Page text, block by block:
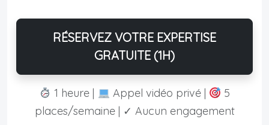
RÉSERVEZ VOTRE EXPERTISE
GRATUITE (1H)
1 heure | Appel vidéo privé |
5
places/semaine | ✓ Aucun engagement